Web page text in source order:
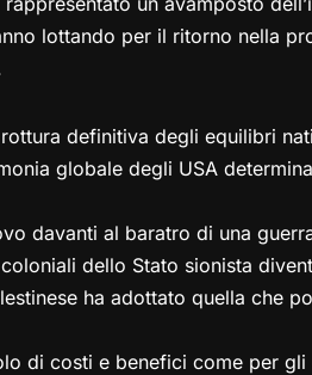
lottando per il ritorno nella
definitiva degli equilibri
globale degli USA
davanti al baratro di una
dello Stato sionista
ha adottato quella che
di costi e benefici come per gli